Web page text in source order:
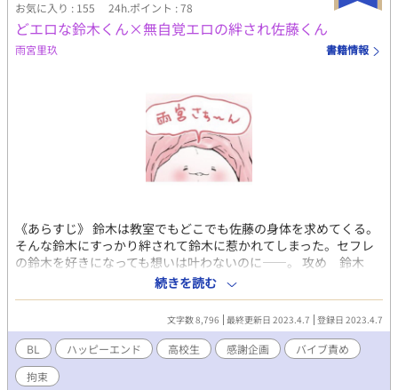
場所や物等は似ていても架空現代日本とご理解くださいませ。 ----
---------------- 長いお話を読んでいただきありがとうございます！
現在番外編に突入
お気に入り : 155 24h.ポイント : 78
どエロな鈴木くん×無自覚エロの絆され佐藤くん
雨宮里玖 書籍情報
《あらすじ》 鈴木は教室でもどこでも佐藤の身体を求めてくる。
そんな鈴木にすっかり絆されて鈴木に惹かれてしまった。セフレ
の鈴木を好きになっても想いは叶わないのに——。 攻め 鈴木
（18）高校三年生 受け 佐藤（18）高校三年生 挿絵は挿入絵の
ことじゃない。すべてはそこからこの物語は始まった——。 （わ
かめちゃんor雨宮理久Twitter参照） これは、ひとつの挿絵から始
まった、壮大なめくるめくファンタジーBL小説——。 （高校生現
代ものR18ショートショート） R18表現には※付けています。
（全部のページにつけるなら注意書き要らないだろ！のツッコ
ミ、感想欄にてお待ちしております）
続きを読む
文字数 8,796 最終更新日 2023.4.7 登録日 2023.4.7
BL ハッピーエンド 高校生 感謝企画
バイブ責め
拘束